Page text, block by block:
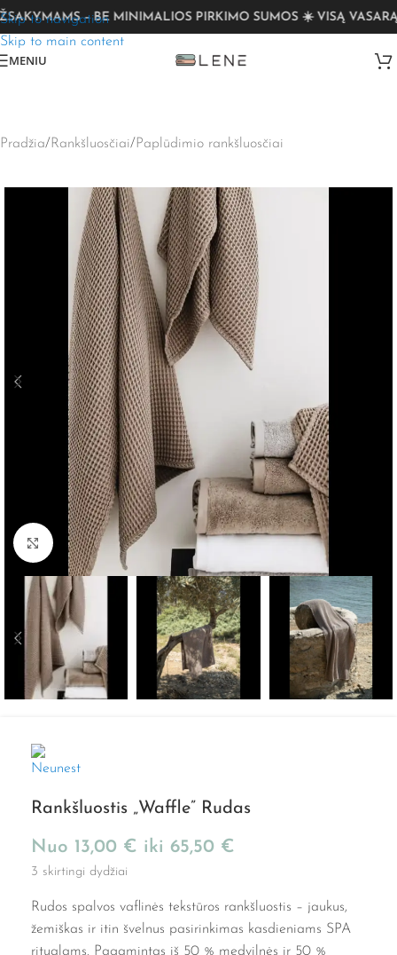
Skip to navigation
Skip to main content
– BE MINIMALIOS PIRKIMO SUMOS ☀️ VISĄ VASARĄ
MENIU
Pradžia/Rankšluosčiai/Paplūdimio rankšluosčiai
Spustelkite, kad padidintumėte
Rankšluostis „Waffle” Rudas
Nuo 13,00 € iki 65,50 €
3 skirtingi dydžiai
Rudos spalvos vaflinės tekstūros rankšluostis – jaukus,
žemiškas ir itin švelnus pasirinkimas kasdieniams SPA
ritualams. Pagamintas iš 50 % medvilnės ir 50 %